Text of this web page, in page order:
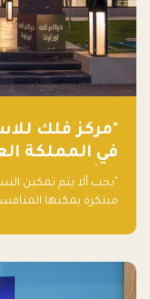
"مركز فلك
في المملكة
ناشئة تلو
"يجب ألا يتم تمكين
مبتكرة يمكنها